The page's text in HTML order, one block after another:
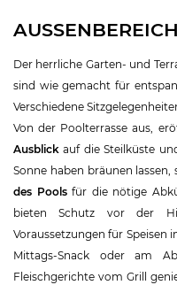
AUSSENBEREICH
Der herrliche Garten- und
sind wie gemacht für
Verschiedene
Von der Poolterrasse aus,
Ausblick auf die Steilküste
Sonne haben bräunen
des Poolsfür die nötige
bieten Schutz vor der
Voraussetzungen für Speisen
Mittags-Snack oder am
Fleischgerichte vom Grill